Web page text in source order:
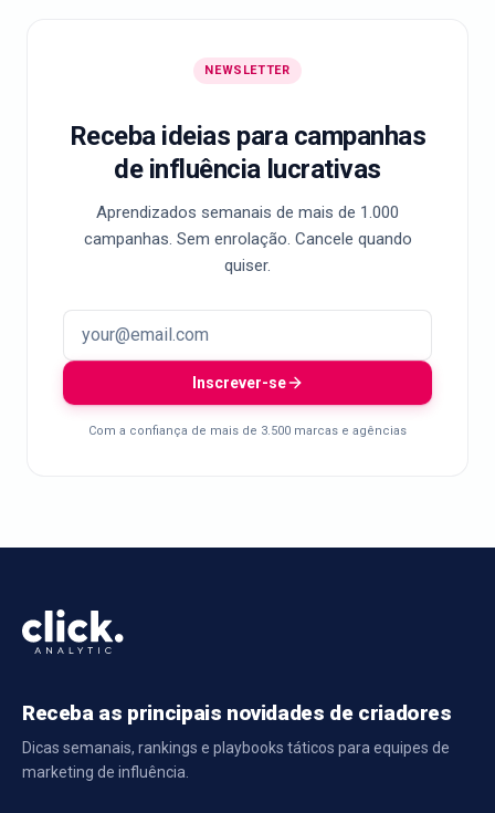
NEWSLETTER
Receba ideias para campanhas
de influência lucrativas
Aprendizados semanais de mais de 1.000
campanhas. Sem enrolação. Cancele quando
quiser.
Inscrever-se
Com a confiança de mais de 3.500 marcas e agências
Receba as principais novidades de criadores
Dicas semanais, rankings e playbooks táticos para equipes de
marketing de influência.